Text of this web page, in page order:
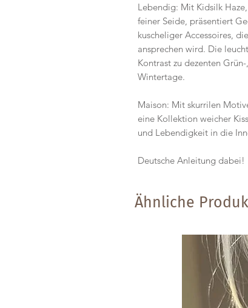
Lebendig: Mit Kidsilk
feiner Seide, präsentiert
kuscheliger Accessoires,
ansprechen wird. Die
Kontrast zu dezenten
Wintertage.
Maison: Mit skurrilen
eine Kollektion weicher
und Lebendigkeit in die
Deutsche Anleitung dabei!
Ähnliche